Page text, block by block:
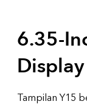
6.35-
Display
Tampilan Y15